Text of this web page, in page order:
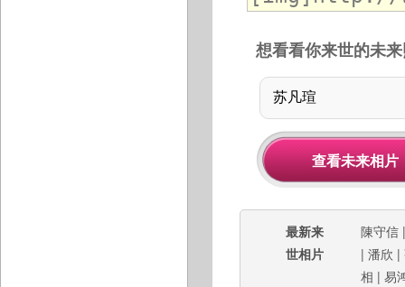
想看看你来世的未
最新来
世相片
陳守信
| 潘欣 |
相 | 易